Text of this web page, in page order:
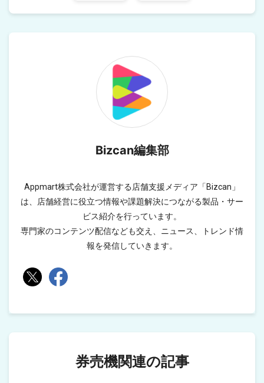
Bizcan編集部
Appmart株式会社が運営する店舗支援メディア「Bizcan」
は、店舗経営に役立つ情報や課題解決につながる製品・サー
ビス紹介を行っています。
専門家のコンテンツ配信なども交え、ニュース、トレンド情
報を発信していきます。
券売機関連の記事